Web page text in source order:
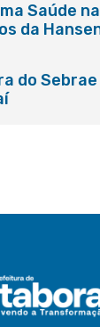
Saúde
da
do